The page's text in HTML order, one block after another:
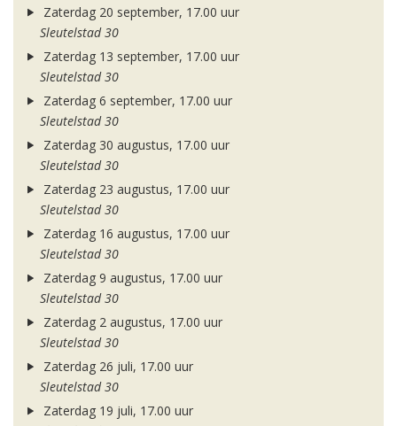
Zaterdag 20 september, 17.00 uur
Sleutelstad 30
Zaterdag 13 september, 17.00 uur
Sleutelstad 30
Zaterdag 6 september, 17.00 uur
Sleutelstad 30
Zaterdag 30 augustus, 17.00 uur
Sleutelstad 30
Zaterdag 23 augustus, 17.00 uur
Sleutelstad 30
Zaterdag 16 augustus, 17.00 uur
Sleutelstad 30
Zaterdag 9 augustus, 17.00 uur
Sleutelstad 30
Zaterdag 2 augustus, 17.00 uur
Sleutelstad 30
Zaterdag 26 juli, 17.00 uur
Sleutelstad 30
Zaterdag 19 juli, 17.00 uur